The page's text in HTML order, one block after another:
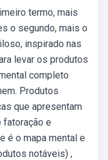
termo, mais
o segundo, mais o
inspirado nas
levar os produtos
completo
Produtos
que apresentam
fatoração e
é o mapa mental e
notáveis) ,